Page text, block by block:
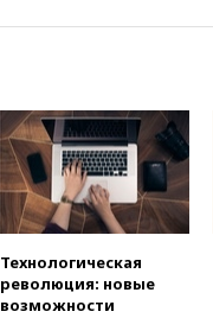
Технологическая
революция: новые
возможности